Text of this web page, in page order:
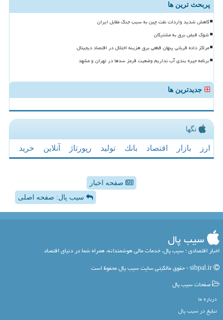
پربحث ترین ها
کاهش شدید واردات نفت چین به سبب جنگ مقابل ایران
شوک قبض برق به مشترکان
مراکز داده قربانی پنهان قطعی برق هزینه اختلال در اقتصاد دیجیتال
برنامه جیره بندی آب نداریم وضعیت قرمز سدها در تهران و مشهد
جدیدترین ها
تگها
ارز بازار اقتصاد بانك تولید رپورتاژ آنلاین خرید
صفحه اخبار
سیب پال: صفحه اصلی
سیب پال
اخبار اقتصادی ؛ سیب پال، خدمات مالی هوشمندانه، همراه شما در دنیای اقتصاد
صفحات سیب پال
درباره ما
تبلیغ در سیب پال